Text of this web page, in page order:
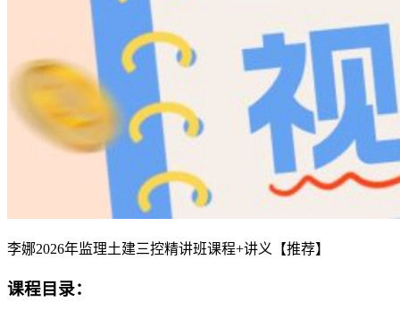
李娜2026年监理土建三控精讲班课程+讲义【推荐】
课程目录：